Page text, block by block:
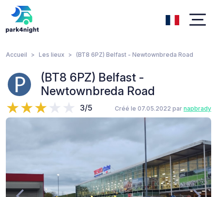
Accueil Les lieux (BT8 6PZ) Belfast - Newtownbreda Road
(BT8 6PZ) Belfast -
Newtownbreda Road
3/5 Créé le 07.05.2022 par napbrady